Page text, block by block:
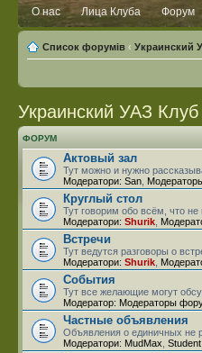
О нас Лица Клуба Форум
Список форумів ‹ Украинский
Украинский УАЗ Клуб
ФОРУМ
Актовый зал
Тут можно и нужно
Модератори: San
Круглый стол
Тут говорим обо всём, что не
Модератори: Shurik
Встречи
Тут ведутся разговоры о
Модератори: Shurik
События
Тут все желающие могут
Модератор: Модераторы
Частные объявления
Объявления о единичных не
Модератори: MudMax Student